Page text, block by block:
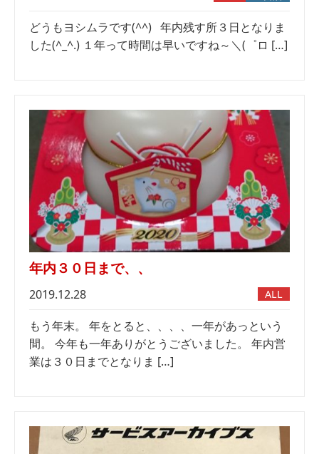
どうもヨシムラです(^^) 年内残す所３日となりま
した(^_^.) １年って時間は早いですね～＼(゜ロ […]
年内３０日まで、、
2019.12.28 ALL
もう年末。 年をとると、、、、一年があっという
間。 今年も一年ありがとうございました。 年内営
業は３０日までとなりま […]